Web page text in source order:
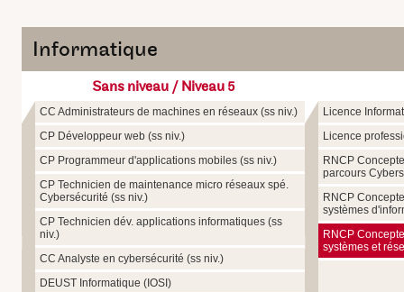
Informatique
Sans niveau / Niveau 5
CC Administrateurs de machines en réseaux (ss niv.)
CP Développeur web (ss niv.)
CP Programmeur d'applications mobiles (ss niv.)
CP Technicien de maintenance micro réseaux spé.
Cybersécurité (ss niv.)
CP Technicien dév. applications informatiques (ss
niv.)
CC Analyste en cybersécurité (ss niv.)
DEUST Informatique (IOSI)
Licence
Licence
RNCP
parcours
RNCP
systèmes
RNCP
systèmes et